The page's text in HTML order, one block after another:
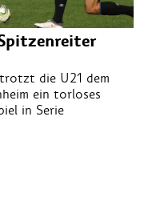
die U21 dem
ein torloses
in Serie